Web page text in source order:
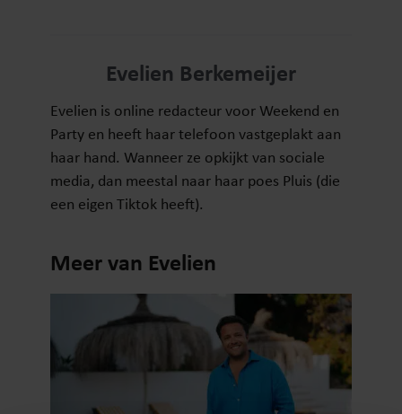
Evelien Berkemeijer
Evelien is online redacteur voor Weekend en
Party en heeft haar telefoon vastgeplakt aan
haar hand. Wanneer ze opkijkt van sociale
media, dan meestal naar haar poes Pluis (die
een eigen Tiktok heeft).
Meer van Evelien